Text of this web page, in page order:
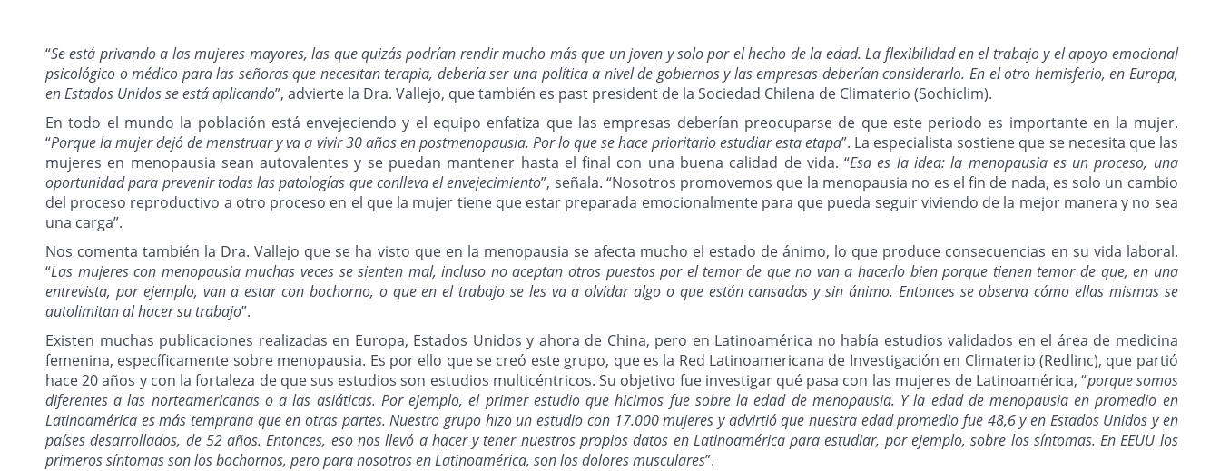
“Se está privando a las mujeres mayores, las que quizás podrían rendir mucho más que un joven y solo por el hecho de la edad. La flexibilidad en el trabajo y el apoyo emocional
psicológico o médico para las señoras que necesitan terapia, debería ser una política a nivel de gobiernos y las empresas deberían considerarlo. En el otro hemisferio, en Europa,
en Estados Unidos se está aplicando”, advierte la Dra. Vallejo, que también es past president de la Sociedad Chilena de Climaterio (Sochiclim).
En todo el mundo la población está envejeciendo y el equipo enfatiza que las empresas deberían preocuparse de que este periodo es importante en la mujer.
“Porque la mujer dejó de menstruar y va a vivir 30 años en postmenopausia. Por lo que se hace prioritario estudiar esta etapa”. La especialista sostiene que se necesita que las
mujeres en menopausia sean autovalentes y se puedan mantener hasta el final con una buena calidad de vida. “Esa es la idea: la menopausia es un proceso, una
oportunidad para prevenir todas las patologías que conlleva el envejecimiento”, señala. “Nosotros promovemos que la menopausia no es el fin de nada, es solo un cambio
del proceso reproductivo a otro proceso en el que la mujer tiene que estar preparada emocionalmente para que pueda seguir viviendo de la mejor manera y no sea
una carga”.
Nos comenta también la Dra. Vallejo que se ha visto que en la menopausia se afecta mucho el estado de ánimo, lo que produce consecuencias en su vida laboral.
“Las mujeres con menopausia muchas veces se sienten mal, incluso no aceptan otros puestos por el temor de que no van a hacerlo bien porque tienen temor de que, en una
entrevista, por ejemplo, van a estar con bochorno, o que en el trabajo se les va a olvidar algo o que están cansadas y sin ánimo. Entonces se observa cómo ellas mismas se
autolimitan al hacer su trabajo”.
Existen muchas publicaciones realizadas en Europa, Estados Unidos y ahora de China, pero en Latinoamérica no había estudios validados en el área de medicina
femenina, específicamente sobre menopausia. Es por ello que se creó este grupo, que es la Red Latinoamericana de Investigación en Climaterio (Redlinc), que partió
hace 20 años y con la fortaleza de que sus estudios son estudios multicéntricos. Su objetivo fue investigar qué pasa con las mujeres de Latinoamérica, “porque somos
diferentes a las norteamericanas o a las asiáticas. Por ejemplo, el primer estudio que hicimos fue sobre la edad de menopausia. Y la edad de menopausia en promedio en
Latinoamérica es más temprana que en otras partes. Nuestro grupo hizo un estudio con 17.000 mujeres y advirtió que nuestra edad promedio fue 48,6 y en Estados Unidos y en
países desarrollados, de 52 años. Entonces, eso nos llevó a hacer y tener nuestros propios datos en Latinoamérica para estudiar, por ejemplo, sobre los síntomas. En EEUU los
primeros síntomas son los bochornos, pero para nosotros en Latinoamérica, son los dolores musculares”.